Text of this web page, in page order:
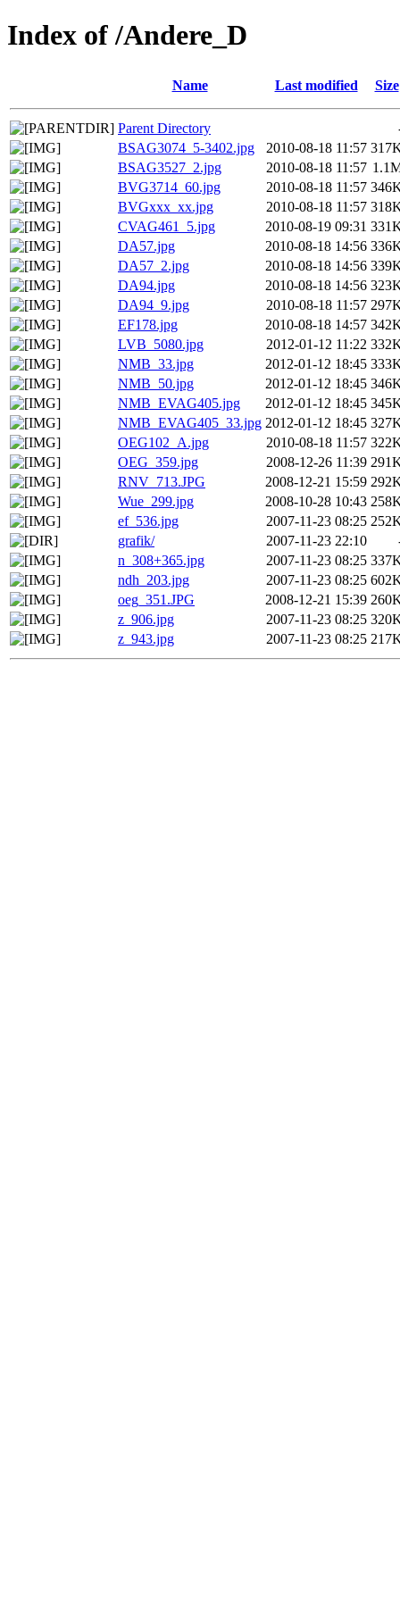
Index of /Andere_D
Name Last modified Size
Parent Directory
BSAG3074_5-3402.jpg
2010-08-18 11:57
BSAG3527_2.jpg
2010-08-18 11:57
BVG3714_60.jpg
2010-08-18 11:57
BVGxxx_xx.jpg
2010-08-18 11:57
CVAG461_5.jpg
2010-08-19 09:31
DA57.jpg
2010-08-18 14:56
DA57_2.jpg
2010-08-18 14:56
DA94.jpg
2010-08-18 14:56
DA94_9.jpg
2010-08-18 11:57
EF178.jpg
2010-08-18 14:57
LVB_5080.jpg
2012-01-12 11:22
NMB_33.jpg
2012-01-12 18:45
NMB_50.jpg
2012-01-12 18:45
NMB_EVAG405.jpg
2012-01-12 18:45
NMB_EVAG405_33.jpg 2012-01-12 18:45
OEG102_A.jpg
2010-08-18 11:57
OEG_359.jpg
2008-12-26 11:39
RNV_713.JPG
2008-12-21 15:59
Wue_299.jpg
2008-10-28 10:43
ef_536.jpg
2007-11-23 08:25
grafik/
2007-11-23 22:10
n_308+365.jpg
2007-11-23 08:25
ndh_203.jpg
2007-11-23 08:25
oeg_351.JPG
2008-12-21 15:39
z_906.jpg
2007-11-23 08:25
z_943.jpg
2007-11-23 08:25